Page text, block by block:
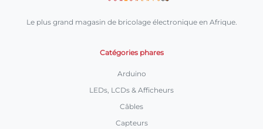
Le plus grand magasin de bricolage électronique en Afrique.
Catégories phares
Arduino
LEDs, LCDs & Afficheurs
Câbles
Capteurs